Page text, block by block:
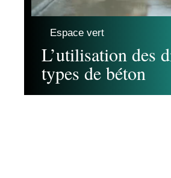
Espace vert
L’utilisation des
types de béton